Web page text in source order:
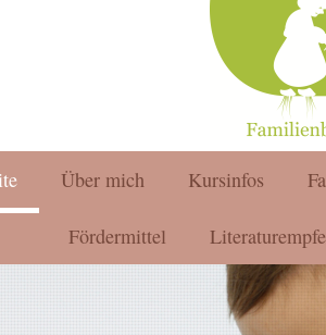
Über mich Kursinfos
Fördermittel